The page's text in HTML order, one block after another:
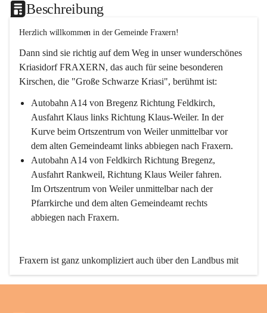
Beschreibung
Herzlich willkommen in der Gemeinde Fraxern!
Dann sind sie richtig auf dem Weg in unser wunderschönes
Kriasidorf FRAXERN, das auch für seine besonderen
Kirschen, die "Große Schwarze Kriasi", berühmt ist:
Autobahn A14 von Bregenz Richtung Feldkirch,
Ausfahrt Klaus links Richtung Klaus-Weiler. In der
Kurve beim Ortszentrum von Weiler unmittelbar vor
dem alten Gemeindeamt links abbiegen nach Fraxern.
Autobahn A14 von Feldkirch Richtung Bregenz,
Ausfahrt Rankweil, Richtung Klaus Weiler fahren.
Im Ortszentrum von Weiler unmittelbar nach der
Pfarrkirche und dem alten Gemeindeamt rechts
abbiegen nach Fraxern.
Fraxern ist ganz unkompliziert auch über den Landbus mit
den öffentlichen Verkehrsmitteln zu erreichen. Die Linie